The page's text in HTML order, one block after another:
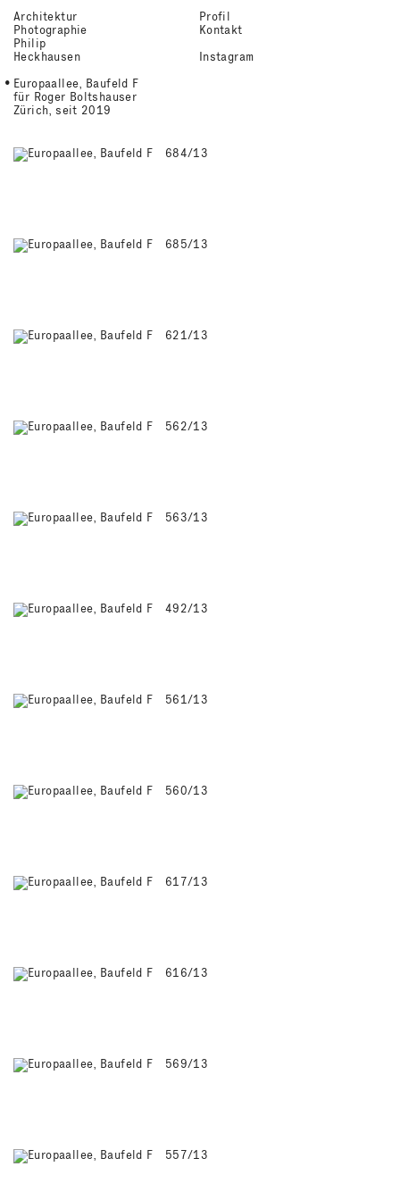
Architektur
Photographie
Philip
Heckhausen
Profil
Kontakt
Instagram
Europaallee, Baufeld F
für Roger Boltshauser
Zürich, seit 2019